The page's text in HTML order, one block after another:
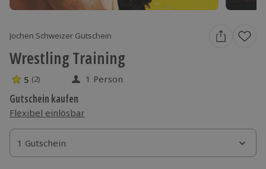
Jochen Schweizer Gutschein
Wrestling Training
5 Sterne von 5 aus 2 Bewertungen
5 (2) 1 Person
Gutschein kaufen
Flexibel einlösbar
1 Gutschein
1 Gutschein
1 Gutschein